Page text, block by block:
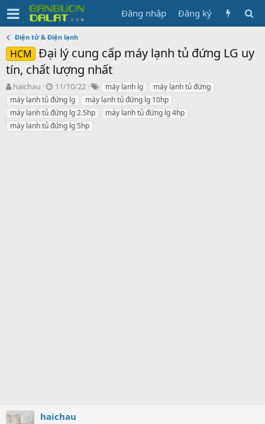
Đăng nhập Đăng ký
Điện tử & Điện lạnh
HCM Đại lý cung cấp máy lạnh tủ đứng LG uy
tín, chất lượng nhất
N
g
ư
ờ
i
haichau
N
g
à
y
g
11/10/22
T
ừ
k
h
máy lạnh lg
máy lạnh tủ đứng
máy lạnh tủ đứng lg
máy lạnh tủ đứng lg 10hp
máy lạnh tủ đứng lg 2.5hp
máy lạnh tủ đứng lg 4hp
máy lanh tủ đứng lg 5hp
haichau